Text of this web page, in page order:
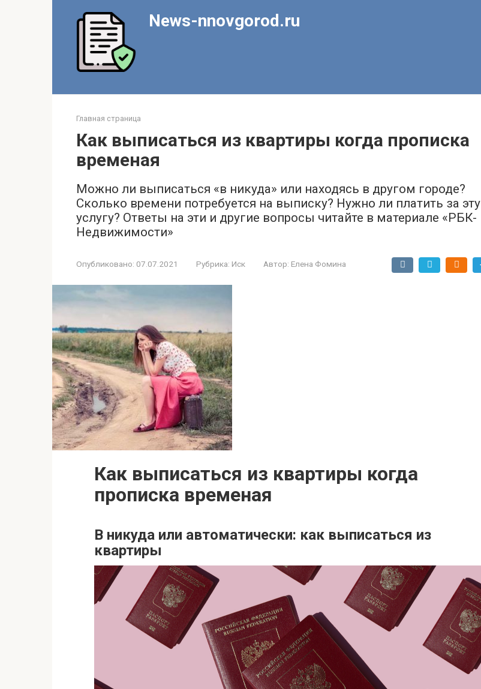
News-nnovgorod.ru
Главная страница
Как выписаться из квартиры когда прописка
временая
Можно ли выписаться «в никуда» или находясь в другом городе?
Сколько времени потребуется на выписку? Нужно ли платить за эту
услугу? Ответы на эти и другие вопросы читайте в материале «РБК-
Недвижимости»
Опубликовано: 07.07.2021 Рубрика: Иск Автор: Елена Фомина
Как выписаться из квартиры когда
прописка временая
В никуда или автоматически: как выписаться из
квартиры